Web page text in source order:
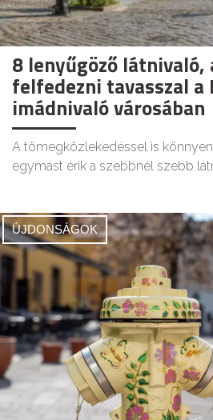
8 lenyűgöző
felfedezni tavasszal a
imádnivaló városában
A tömegközlekedéssel is
egymást érik a szebbnél szebb
ÚJDONSÁGOK